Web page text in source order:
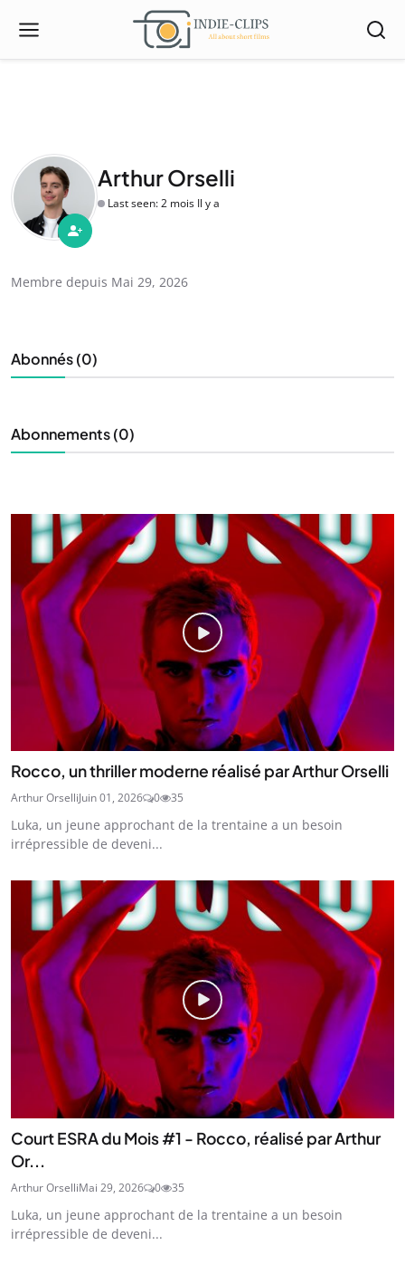
Arthur Orselli
Last seen: 2 mois Il y a
Membre depuis Mai 29, 2026
Abonnés (0)
Abonnements (0)
Rocco, un thriller moderne réalisé par Arthur Orselli
Arthur OrselliJuin 01, 2026 0 35
Luka, un jeune approchant de la trentaine a un besoin
irrépressible de deveni...
Court ESRA du Mois #1 - Rocco, réalisé par Arthur
Or...
Arthur OrselliMai 29, 2026 0 35
Luka, un jeune approchant de la trentaine a un besoin
irrépressible de deveni...